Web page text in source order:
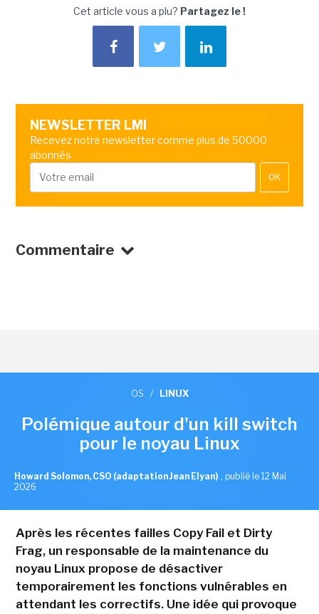
Cet article vous a plu? Partagez le !
NEWSLETTER LMI
Recevez notre newsletter comme plus de 50000
abonnés
OK
Commentaire
OS / LINUX
Polémique autour d'un kill switch
pour le noyau Linux
Howard Solomon, CSO (adaptation Jean Elyan) , publié le 12 Mai
2026
Après les récentes failles Copy Fail et Dirty
Frag, un responsable de la maintenance du
noyau Linux propose de désactiver
temporairement les fonctions vulnérables en
attendant les correctifs. Une idée qui provoque